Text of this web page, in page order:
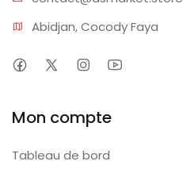
Abidjan, Cocody Faya
Mon compte
Tableau de bord